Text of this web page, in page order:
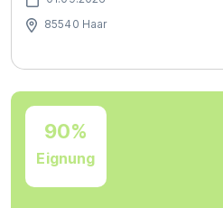
85540 Haar
90%
Eignung